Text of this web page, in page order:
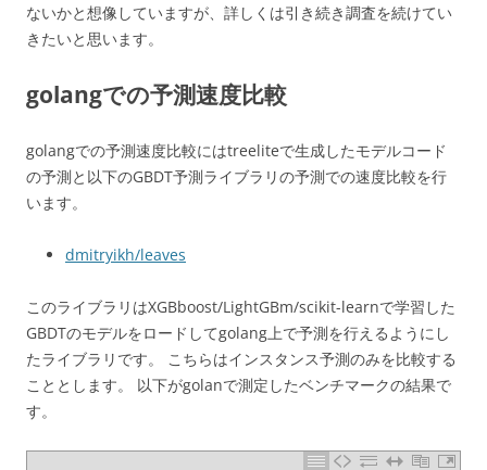
ないかと想像していますが、詳しくは引き続き調査を続けてい
きたいと思います。
golangでの予測速度比較
golangでの予測速度比較にはtreeliteで生成したモデルコード
の予測と以下のGBDT予測ライブラリの予測での速度比較を行
います。
dmitryikh/leaves
このライブラリはXGBboost/LightGBm/scikit-learnで学習した
GBDTのモデルをロードしてgolang上で予測を行えるようにし
たライブラリです。 こちらはインスタンス予測のみを比較する
こととします。 以下がgolanで測定したベンチマークの結果で
す。